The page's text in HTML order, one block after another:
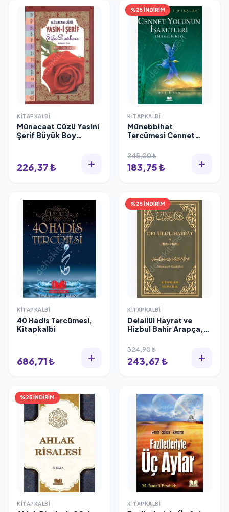
KITAPKALBI
Münacaat Cüzü Yasini
Şerif Büyük Boy
226,37 ₺
%25 İNDİRİM
KITAPKALBI
Münebbihat
Tercümesi Cennet
Kitapkalbi
245,00 ₺
183,75 ₺
KITAPKALBI
40 Hadis Tercümesi,
Kitapkalbi
686,71 ₺
%25 İNDİRİM
KITAPKALBI
Delailül Hayrat ve
Hizbul Bahir Arapça,
324,90 ₺
243,67 ₺
%25 İNDİRİM
KITAPKALBI KITAPKALBI